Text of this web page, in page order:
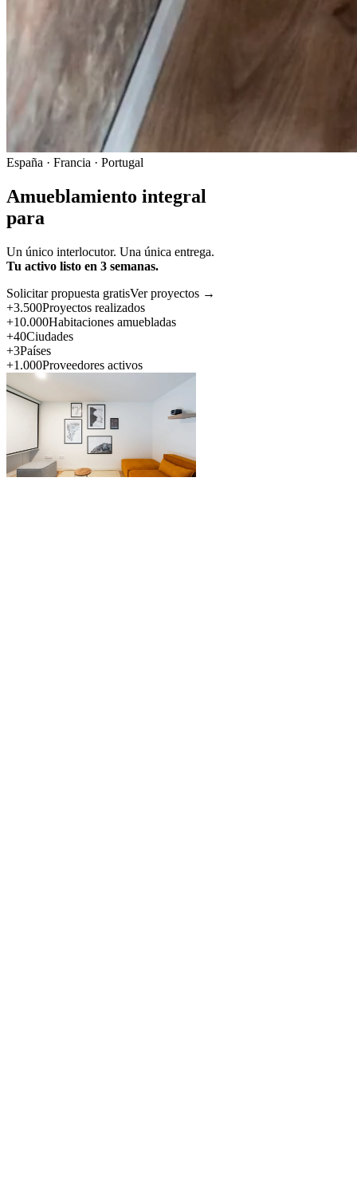
España · Francia · Portugal
Amueblamiento integral
para
Un único interlocutor. Una única entrega.
Tu activo listo en 3 semanas.
Solicitar propuesta gratisVer proyectos →
+3.500Proyectos realizados
+10.000Habitaciones amuebladas
+40Ciudades
+3Países
+1.000Proveedores activos